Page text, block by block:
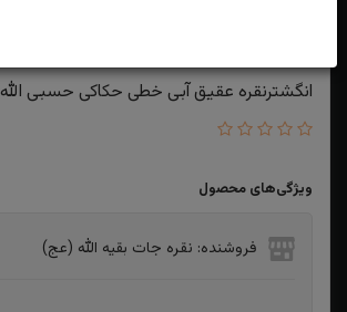
انگشترنقره عقیق آبی خطی حکاکی حسبی الله
ویژگی‌های محصول
فروشنده: نقره جات بقیه الله (عج)